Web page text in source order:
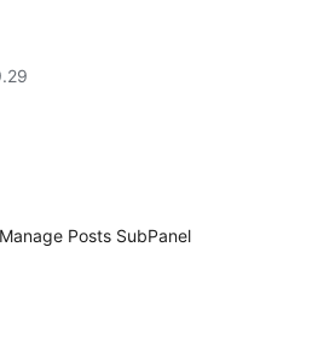
Posts SubPanel